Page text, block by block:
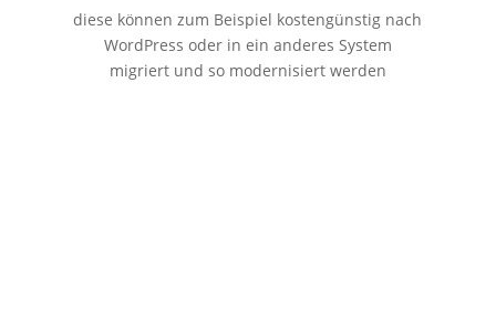
diese können zum Beispiel kostengünstig nach
WordPress oder in ein anderes System
migriert und so modernisiert werden